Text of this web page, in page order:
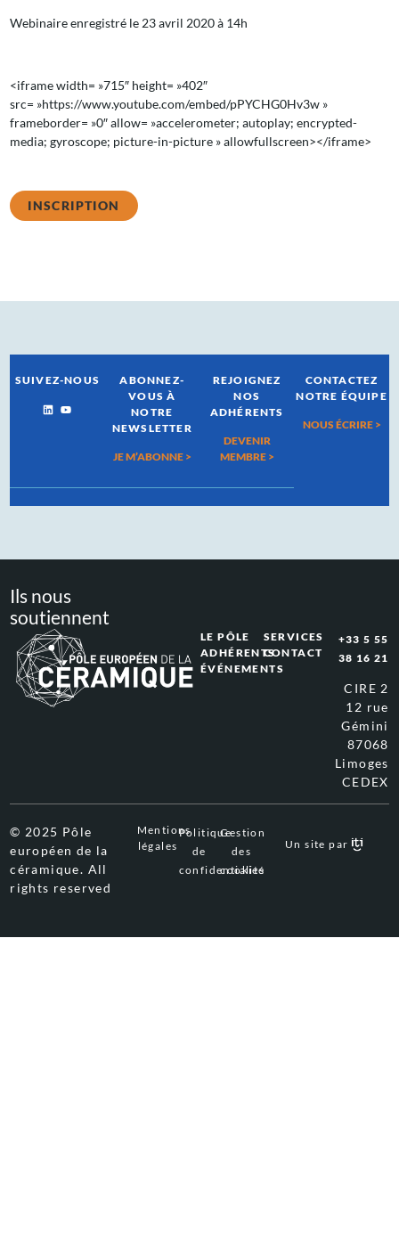
Webinaire enregistré le 23 avril 2020 à 14h
<iframe width= »715″ height= »402″
src= »https://www.youtube.com/embed/pPYCHG0Hv3w »
frameborder= »0″ allow= »accelerometer; autoplay; encrypted-
media; gyroscope; picture-in-picture » allowfullscreen></iframe>
INSCRIPTION
SUIVEZ-NOUS
ABONNEZ-
VOUS À
NOTRE
NEWSLETTER
JE M’ABONNE >
REJOIGNEZ
NOS
ADHÉRENTS
DEVENIR
MEMBRE >
CONTACTEZ
NOTRE ÉQUIPE
NOUS ÉCRIRE >
Ils nous
soutiennent
LE PÔLE
ADHÉRENTS
ÉVÉNEMENTS
SERVICES
CONTACT
+33 5 55
38 16 21
CIRE 2
12 rue
Gémini
87068
Limoges
CEDEX
© 2025 Pôle
européen de la
céramique. All
rights reserved
Mentions
légales
Politique
de
confidentialité
Gestion
des
cookies
Un site par